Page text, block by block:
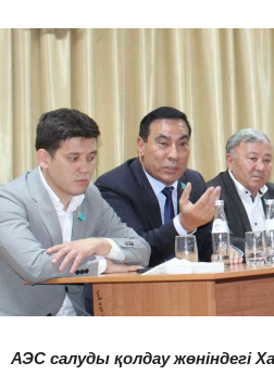
АЭС салуды қолдау жөніндегі